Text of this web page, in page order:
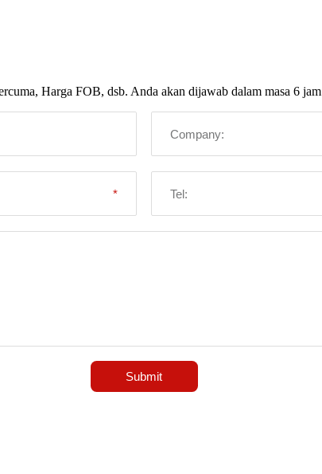
Harga FOB, dsb. Anda akan dijawab dalam masa 6